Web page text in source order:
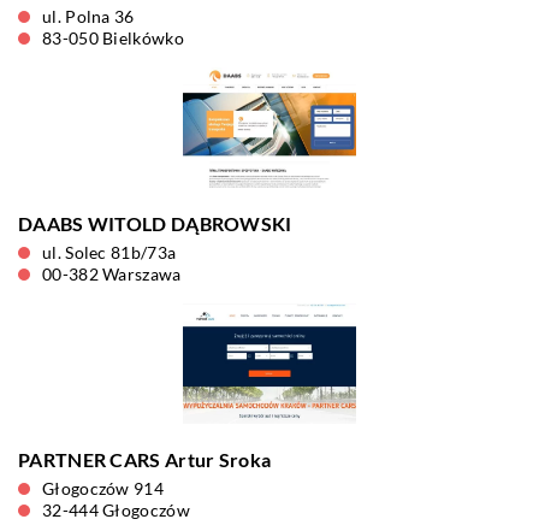
ul. Polna 36
83-050 Bielkówko
DAABS WITOLD DĄBROWSKI
ul. Solec 81b/73a
00-382 Warszawa
PARTNER CARS Artur Sroka
Głogoczów 914
32-444 Głogoczów